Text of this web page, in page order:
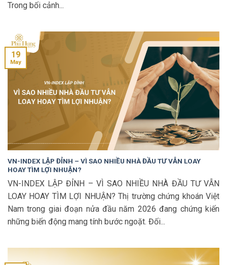
Trong bối cảnh...
VN-INDEX LẬP ĐỈNH – VÌ SAO NHIỀU NHÀ ĐẦU TƯ VẪN LOAY
HOAY TÌM LỢI NHUẬN?
VN-INDEX LẬP ĐỈNH – VÌ SAO NHIỀU NHÀ ĐẦU TƯ VẪN
LOAY HOAY TÌM LỢI NHUẬN? Thị trường chứng khoán Việt
Nam trong giai đoạn nửa đầu năm 2026 đang chứng kiến
những biến động mang tính bước ngoặt. Đối...
19
May